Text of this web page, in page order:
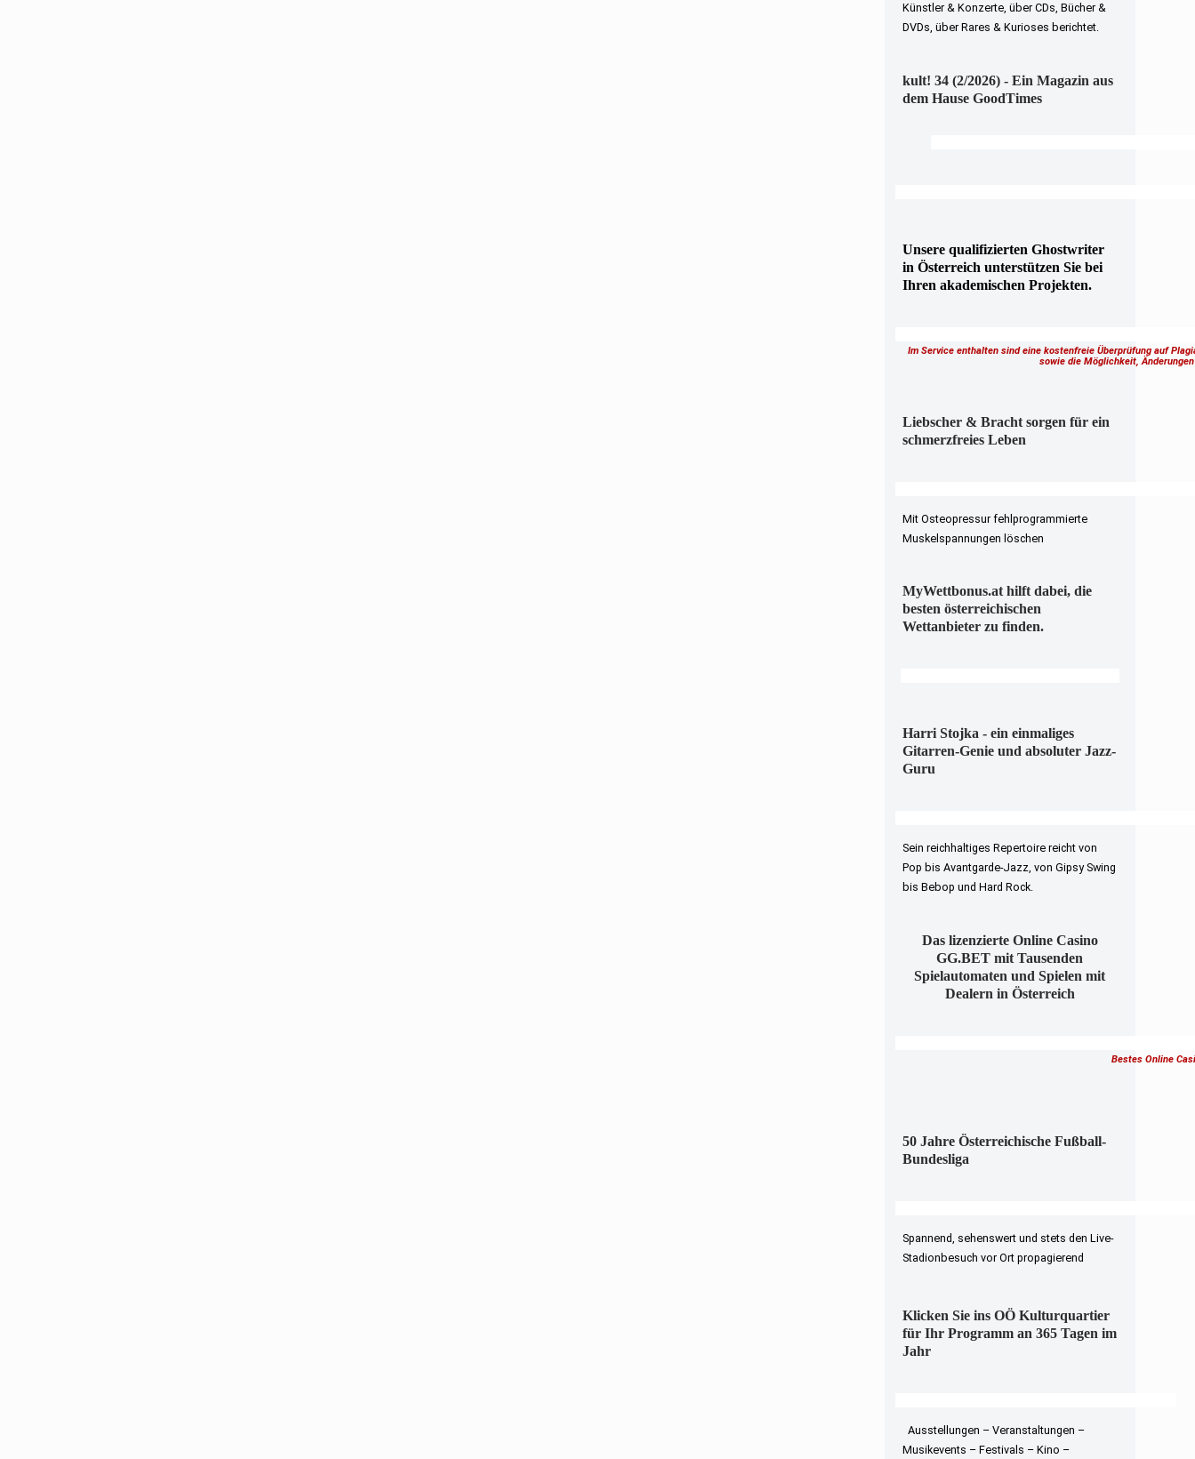
Künstler & Konzerte, über CDs, Bücher &
DVDs, über Rares & Kurioses berichtet.
kult! 34 (2/2026) - Ein Magazin aus
dem Hause GoodTimes
Unsere qualifizierten Ghostwriter
in Österreich unterstützen Sie bei
Ihren akademischen Projekten.
Im Service enthalten sind eine kostenfreie Überprüfung auf
sowie die Möglichkeit,
Liebscher & Bracht sorgen für ein
schmerzfreies Leben
Mit Osteopressur fehlprogrammierte
Muskelspannungen löschen
MyWettbonus.at hilft dabei, die
besten österreichischen
Wettanbieter zu finden.
Harri Stojka - ein einmaliges
Gitarren-Genie und absoluter Jazz-
Guru
Sein reichhaltiges Repertoire reicht von
Pop bis Avantgarde-Jazz, von Gipsy Swing
bis Bebop und Hard Rock.
Das lizenzierte Online Casino
GG.BET mit Tausenden
Spielautomaten und Spielen mit
Dealern in Österreich
Bestes Online
50 Jahre Österreichische Fußball-
Bundesliga
Spannend, sehenswert und stets den Live-
Stadionbesuch vor Ort propagierend
Klicken Sie ins OÖ Kulturquartier
für Ihr Programm an 365 Tagen im
Jahr
Ausstellungen – Veranstaltungen –
Musikevents – Festivals – Kino –